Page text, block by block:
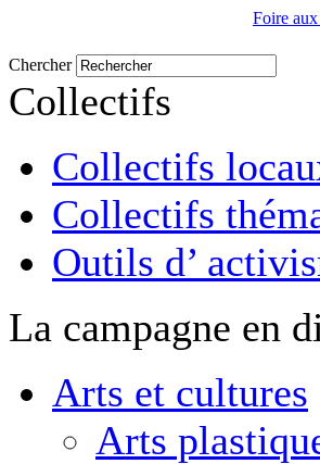
Foire
Chercher
Collectifs
Collectifs
Collectifs
Outils d’
La campagne en
Arts et cultures
Arts